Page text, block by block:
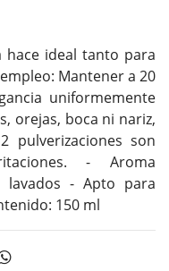
ideal tanto para
Mantener a 20
uniformemente
orejas, boca ni nariz,
pulverizaciones son
- Aroma
lavados - Apto para
150 ml